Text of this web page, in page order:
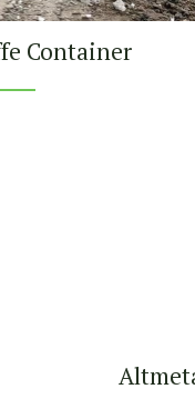
Container